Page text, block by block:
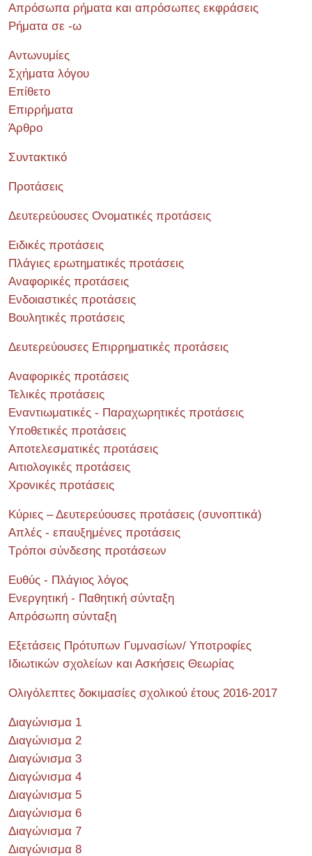
Απρόσωπα ρήματα και απρόσωπες εκφράσεις
Ρήματα σε -ω
Αντωνυμίες
Σχήματα λόγου
Επίθετο
Επιρρήματα
Άρθρο
Συντακτικό
Προτάσεις
Δευτερεύουσες Ονοματικές προτάσεις
Ειδικές προτάσεις
Πλάγιες ερωτηματικές προτάσεις
Αναφορικές προτάσεις
Ενδοιαστικές προτάσεις
Βουλητικές προτάσεις
Δευτερεύουσες Επιρρηματικές προτάσεις
Αναφορικές προτάσεις
Τελικές προτάσεις
Εναντιωματικές - Παραχωρητικές προτάσεις
Υποθετικές προτάσεις
Αποτελεσματικές προτάσεις
Αιτιολογικές προτάσεις
Χρονικές προτάσεις
Κύριες – Δευτερεύουσες προτάσεις (συνοπτικά)
Απλές - επαυξημένες προτάσεις
Τρόποι σύνδεσης προτάσεων
Ευθύς - Πλάγιος λόγος
Ενεργητική - Παθητική σύνταξη
Απρόσωπη σύνταξη
Εξετάσεις Πρότυπων Γυμνασίων/ Υποτροφίες
Ιδιωτικών σχολείων και Ασκήσεις Θεωρίας
Ολιγόλεπτες δοκιμασίες σχολικού έτους 2016-2017
Διαγώνισμα 1
Διαγώνισμα 2
Διαγώνισμα 3
Διαγώνισμα 4
Διαγώνισμα 5
Διαγώνισμα 6
Διαγώνισμα 7
Διαγώνισμα 8